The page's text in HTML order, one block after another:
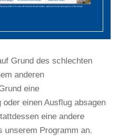
Grund des schlechten
anderen
eine
einen Ausflug absagen
eine andere
unserem Programm an.